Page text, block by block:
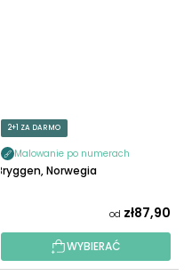
2+1 ZA DARMO
Malowanie po numerach
Bryggen, Norwegia
od zł87,90
WYBIERAĆ